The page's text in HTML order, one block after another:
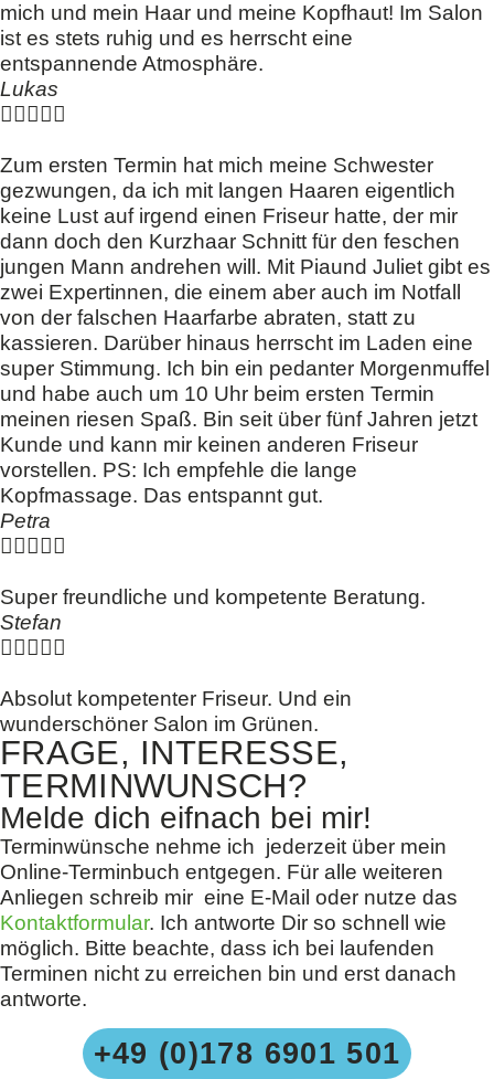
mich und mein Haar und meine Kopfhaut! Im Salon
ist es stets ruhig und es herrscht eine
entspannende Atmosphäre.
Lukas
    
Zum ersten Termin hat mich meine Schwester
gezwungen, da ich mit langen Haaren eigentlich
keine Lust auf irgend einen Friseur hatte, der mir
dann doch den Kurzhaar Schnitt für den feschen
jungen Mann andrehen will. Mit Piaund Juliet gibt es
zwei Expertinnen, die einem aber auch im Notfall
von der falschen Haarfarbe abraten, statt zu
kassieren. Darüber hinaus herrscht im Laden eine
super Stimmung. Ich bin ein pedanter Morgenmuffel
und habe auch um 10 Uhr beim ersten Termin
meinen riesen Spaß. Bin seit über fünf Jahren jetzt
Kunde und kann mir keinen anderen Friseur
vorstellen. PS: Ich empfehle die lange
Kopfmassage. Das entspannt gut.
Petra
    
Super freundliche und kompetente Beratung.
Stefan
    
Absolut kompetenter Friseur. Und ein
wunderschöner Salon im Grünen.
FRAGE, INTERESSE,
TERMINWUNSCH?
Melde dich eifnach bei mir!
Terminwünsche nehme ich jederzeit über mein
Online-Terminbuch entgegen. Für alle weiteren
Anliegen schreib mir eine E-Mail oder nutze das
Kontaktformular. Ich antworte Dir so schnell wie
möglich. Bitte beachte, dass ich bei laufenden
Terminen nicht zu erreichen bin und erst danach
antworte.
+49 (0)178 6901 501